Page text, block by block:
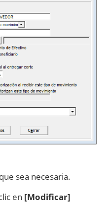
sea necesaria.
en [Modificar]